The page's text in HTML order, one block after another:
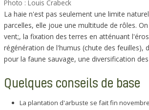
Photo : Louis Crabeck
La haie n'est pas seulement une limite
parcelles, elle joue une multitude de rôles.
vent;, la fixation des terres en atténuant
régénération de l'humus (chute des feuilles),
pour la faune sauvage, une diversification des
Quelques conseils de base
La plantation d'arbuste se fait fin